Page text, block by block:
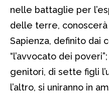
nelle battaglie per
delle terre,
Sapienza, definito dai
“l’avvocato dei
genitori, di sette figli
l’altro, si uniranno in